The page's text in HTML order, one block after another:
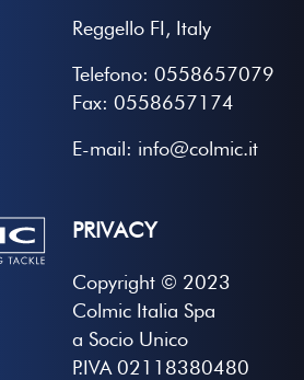
Reggello FI, Italy
Telefono: 0558657079
Fax: 0558657174
E-mail: info@colmic.it
PRIVACY
Copyright © 2023
Colmic Italia Spa
a Socio Unico
P.IVA 02118380480